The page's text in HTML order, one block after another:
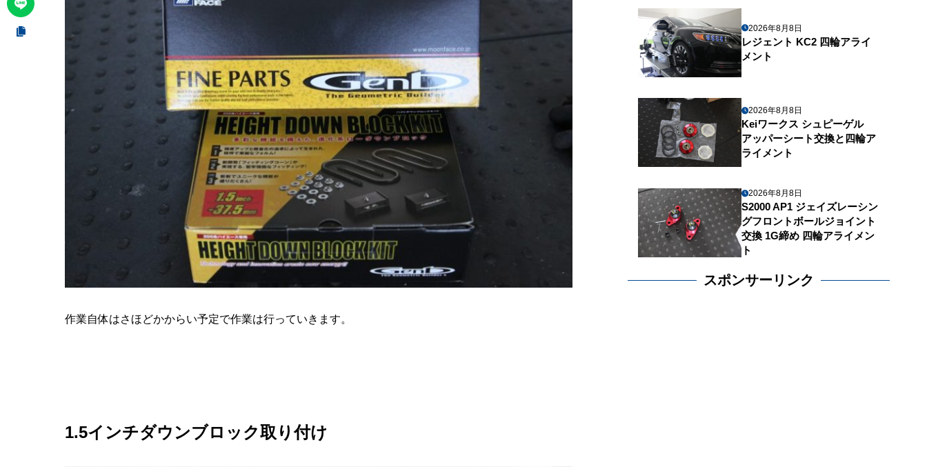
作業自体はさほどかからい予定で作業は行っていきます。
1.5インチダウンブロック取り付け
2026年8月8日
レジェント KC2 四輪アライ
メント
2026年8月8日
Keiワークス シュピーゲル
アッパーシート交換と四輪ア
ライメント
2026年8月8日
S2000 AP1 ジェイズレーシン
グフロントボールジョイント
交換 1G締め 四輪アライメン
ト
スポンサーリンク